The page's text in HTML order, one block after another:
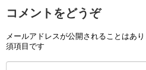
コメントをどうぞ
メールアドレスが公開されることはあり
須項目です